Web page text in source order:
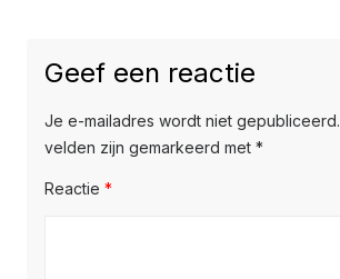
Geef een reactie
Je e-mailadres wordt niet gepubliceerd.
velden zijn gemarkeerd met *
Reactie *